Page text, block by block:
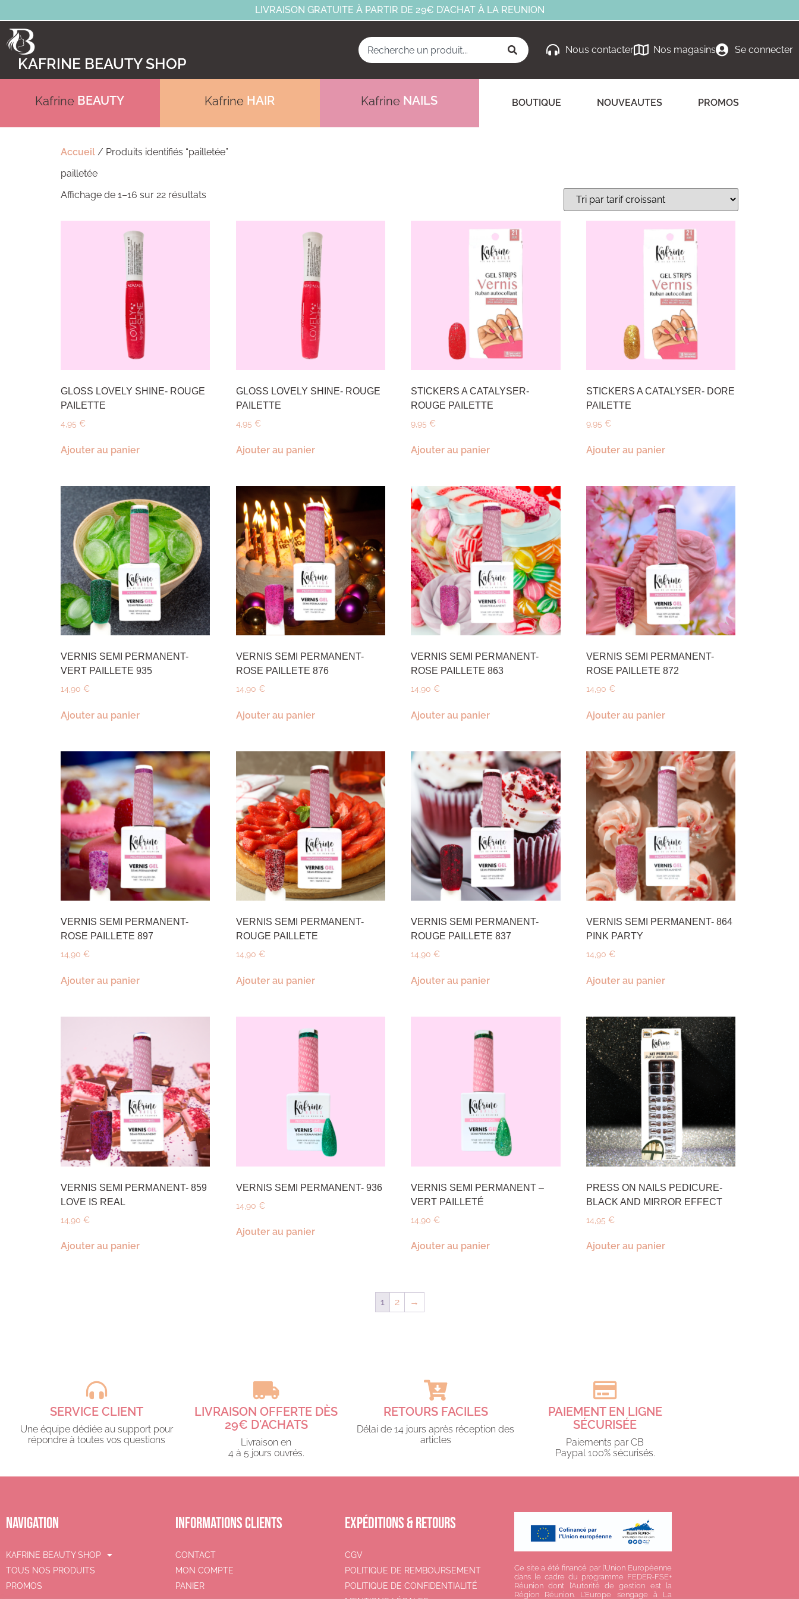
LIVRAISON GRATUITE À PARTIR DE 29€ D’ACHAT À LA REUNION
KAFRINE BEAUTY SHOP
Nous contacter Nos magasins Se connecter
Kafrine BEAUTY Kafrine HAIR Kafrine NAILS BOUTIQUE NOUVEAUTES PROMOS
Accueil / Produits identifiés “pailletée”
pailletée
Affichage de 1–16 sur 22 résultats
GLOSS LOVELY SHINE- ROUGE
PAILETTE
4,95 €
Ajouter au panier
GLOSS LOVELY SHINE- ROUGE
PAILETTE
4,95 €
Ajouter au panier
STICKERS A CATALYSER-
ROUGE PAILETTE
9,95€
Ajouter au panier
STICKERS A CATALYSER- DORE
PAILETTE
9,95€
Ajouter au panier
VERNIS SEMI PERMANENT-
VERT PAILLETE 935
14,90 €
Ajouter au panier
VERNIS SEMI PERMANENT-
ROSE PAILLETE 876
14,90 €
Ajouter au panier
VERNIS SEMI PERMANENT-
ROSE PAILLETE 863
14,90€
Ajouter au panier
VERNIS SEMI PERMANENT-
ROSE PAILLETE 872
14,90€
Ajouter au panier
VERNIS SEMI PERMANENT-
ROSE PAILLETE 897
14,90 €
Ajouter au panier
VERNIS SEMI PERMANENT-
ROUGE PAILLETE
14,90 €
Ajouter au panier
VERNIS SEMI PERMANENT-
ROUGE PAILLETE 837
14,90€
Ajouter au panier
VERNIS SEMI PERMANENT- 864
PINK PARTY
14,90€
Ajouter au panier
VERNIS SEMI PERMANENT- 859
LOVE IS REAL
14,90 €
Ajouter au panier
VERNIS SEMI PERMANENT- 936
14,90 €
Ajouter au panier
VERNIS SEMI PERMANENT –
VERT PAILLETÉ
14,90€
Ajouter au panier
PRESS ON NAILS PEDICURE-
BLACK AND MIRROR EFFECT
14,95€
Ajouter au panier
1 2 →
SERVICE CLIENT
Une équipe dédiée au support pour
répondre à toutes vos questions​
LIVRAISON OFFERTE DÈS
29€ D'ACHATS​
Livraison en
4 à 5 jours ouvrés.​
RETOURS FACILES
Délai de 14 jours après réception des
articles
PAIEMENT EN LIGNE
SÉCURISÉE
Paiements par CB
Paypal 100% sécurisés.​
NAVIGATION
KAFRINE BEAUTY SHOP
TOUS NOS PRODUITS
PROMOS
INFORMATIONS CLIENTS
CONTACT
MON COMPTE
PANIER
EXPÉDITIONS & RETOURS
CGV
POLITIQUE DE REMBOURSEMENT
POLITIQUE DE CONFIDENTIALITÉ
Ce site a été financé par l’Union Européenne
dans le cadre du programme FEDER-FSE+
Réunion dont l’Autorité de gestion est la
Région Réunion. L’Europe s’engage à La